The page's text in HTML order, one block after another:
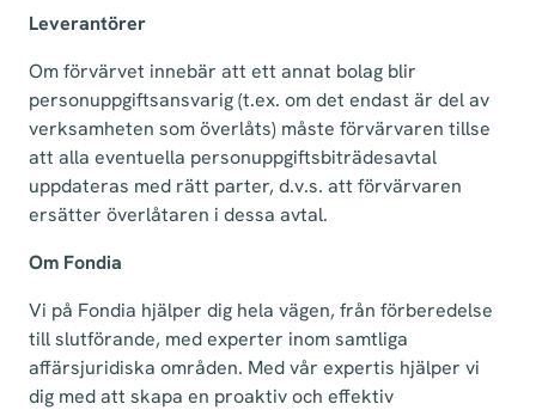
Leverantörer
Om förvärvet innebär att ett annat bolag blir
personuppgiftsansvarig (t.ex. om det endast är del av
verksamheten som överlåts) måste förvärvaren tillse
att alla eventuella personuppgiftsbiträdesavtal
uppdateras med rätt parter, d.v.s. att förvärvaren
ersätter överlåtaren i dessa avtal.
Om Fondia
Vi på Fondia hjälper dig hela vägen, från förberedelse
till slutförande, med experter inom samtliga
affärsjuridiska områden. Med vår expertis hjälper vi
dig med att skapa en proaktiv och effektiv